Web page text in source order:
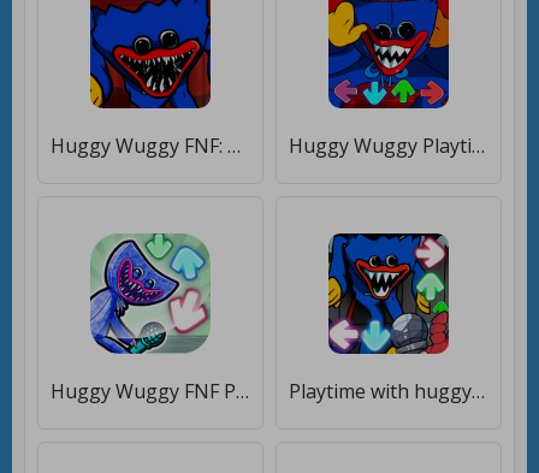
Huggy Wuggy FNF: Play FNF Mod [Много монет] Huggy Wuggy Playtime: FNF horror Mod [Бесплатные покупки]
Huggy Wuggy FNF Playtime mod [Много монет] Playtime with huggy toy in FNF [Мод меню]